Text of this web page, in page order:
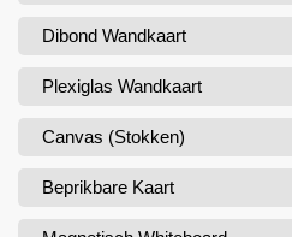
Dibond Wandkaart
Plexiglas Wandkaart
Canvas (Stokken)
Beprikbare Kaart